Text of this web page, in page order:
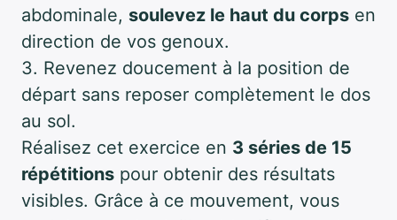
abdominale, soulevez le haut du corps en
direction de vos genoux.
3. Revenez doucement à la position de
départ sans reposer complètement le dos
au sol.
Réalisez cet exercice en 3 séries de 15
répétitions pour obtenir des résultats
visibles. Grâce à ce mouvement, vous